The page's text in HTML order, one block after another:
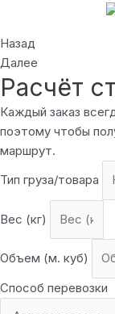
Назад
Далее
Расчёт
Каждый заказ
поэтому чтобы
маршрут.
Тип груза/товара
Вес (кг)
Объем (м. куб)
Способ перевозки